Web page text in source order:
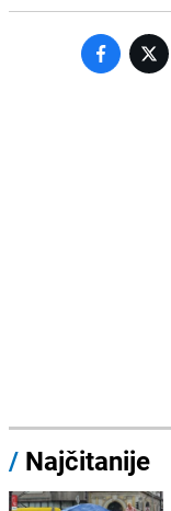
/ Najčitanije